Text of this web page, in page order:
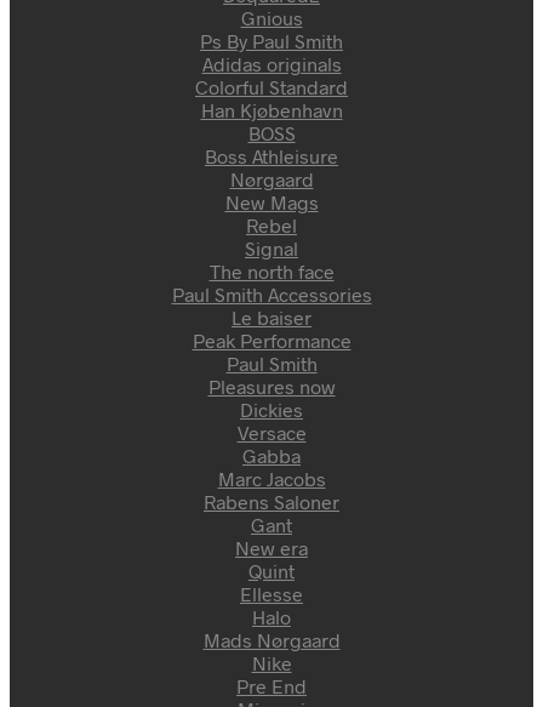
Gnious
Ps By Paul Smith
Adidas originals
Colorful Standard
Han Kjøbenhavn
BOSS
Boss Athleisure
Nørgaard
New Mags
Rebel
Signal
The north face
Paul Smith Accessories
Le baiser
Peak Performance
Paul Smith
Pleasures now
Dickies
Versace
Gabba
Marc Jacobs
Rabens Saloner
Gant
New era
Quint
Ellesse
Halo
Mads Nørgaard
Nike
Pre End